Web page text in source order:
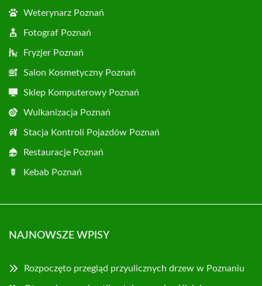
Weterynarz Poznań
Fotograf Poznań
Fryzjer Poznań
Salon Kosmetyczny Poznań
Sklep Komputerowy Poznań
Wulkanizacja Poznań
Stacja Kontroli Pojazdów Poznań
Restauracje Poznań
Kebab Poznań
NAJNOWSZE WPISY
Rozpoczęto przegląd przyulicznych drzew w Poznaniu